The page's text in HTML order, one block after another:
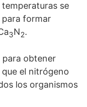
se
para formar
3N2.
para obtener
que el nitrógeno
los organismos